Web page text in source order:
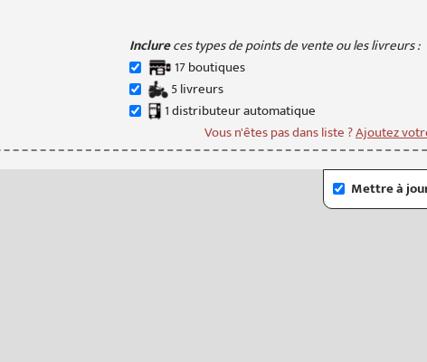
Inclureces types de points de vente ou les livreurs :
17boutiques
5livreurs
1distributeurautomatique
Vous n'êtes pas dans liste ?Ajoutez
Mettre à